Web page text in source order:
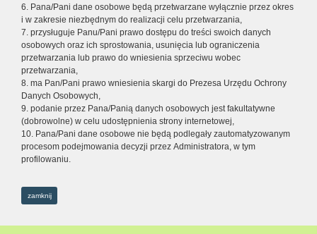
6. Pana/Pani dane osobowe będą przetwarzane wyłącznie przez okres
i w zakresie niezbędnym do realizacji celu przetwarzania,
7. przysługuje Panu/Pani prawo dostępu do treści swoich danych
osobowych oraz ich sprostowania, usunięcia lub ograniczenia
przetwarzania lub prawo do wniesienia sprzeciwu wobec
przetwarzania,
8. ma Pan/Pani prawo wniesienia skargi do Prezesa Urzędu Ochrony
Danych Osobowych,
9. podanie przez Pana/Panią danych osobowych jest fakultatywne
(dobrowolne) w celu udostępnienia strony internetowej,
10. Pana/Pani dane osobowe nie będą podlegały zautomatyzowanym
procesom podejmowania decyzji przez Administratora, w tym
profilowaniu.
zamknij